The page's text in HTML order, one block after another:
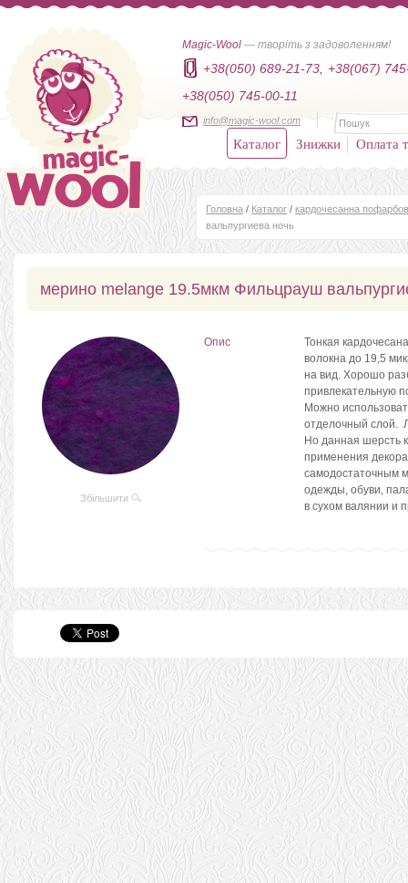
Magic-Wool — творіть з задоволенням!
+38(050) 689-21-73,
+38(067)
+38(050) 745-00-11
info@magic-wool.com
Каталог Знижки Оплата
Головна / Каталог / кардочесанна
вальпургиева ночь
мерино melange 19.5мкм Фильцрауш
Збільшити
Опис
Тонкая
волокна до 19,5
на вид. Хорошо
привлекательную
Можно
отделочный слой.
Но данная шерсть
применения
самодостаточным
одежды, обуви,
в сухом валянии и